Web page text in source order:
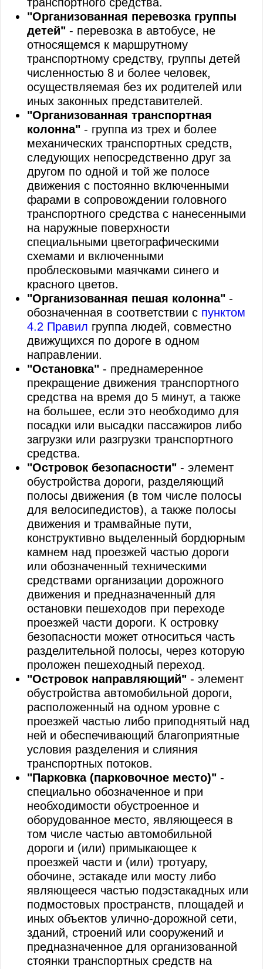
"Организованная перевозка группы
детей" - перевозка в автобусе, не
относящемся к маршрутному
транспортному средству, группы детей
численностью 8 и более человек,
осуществляемая без их родителей или
иных законных представителей.
"Организованная транспортная
колонна" - группа из трех и более
механических транспортных средств,
следующих непосредственно друг за
другом по одной и той же полосе
движения с постоянно включенными
фарами в сопровождении головного
транспортного средства с нанесенными
на наружные поверхности
специальными цветографическими
схемами и включенными
проблесковыми маячками синего и
красного цветов.
"Организованная пешая колонна" -
обозначенная в соответствии с пунктом
4.2 Правил группа людей, совместно
движущихся по дороге в одном
направлении.
"Остановка" - преднамеренное
прекращение движения транспортного
средства на время до 5 минут, а также
на большее, если это необходимо для
посадки или высадки пассажиров либо
загрузки или разгрузки транспортного
средства.
"Островок безопасности" - элемент
обустройства дороги, разделяющий
полосы движения (в том числе полосы
для велосипедистов), а также полосы
движения и трамвайные пути,
конструктивно выделенный бордюрным
камнем над проезжей частью дороги
или обозначенный техническими
средствами организации дорожного
движения и предназначенный для
остановки пешеходов при переходе
проезжей части дороги. К островку
безопасности может относиться часть
разделительной полосы, через которую
проложен пешеходный переход.
"Островок направляющий" - элемент
обустройства автомобильной дороги,
расположенный на одном уровне с
проезжей частью либо приподнятый над
ней и обеспечивающий благоприятные
условия разделения и слияния
транспортных потоков.
"Парковка (парковочное место)" -
специально обозначенное и при
необходимости обустроенное и
оборудованное место, являющееся в
том числе частью автомобильной
дороги и (или) примыкающее к
проезжей части и (или) тротуару,
обочине, эстакаде или мосту либо
являющееся частью подэстакадных или
подмостовых пространств, площадей и
иных объектов улично-дорожной сети,
зданий, строений или сооружений и
предназначенное для организованной
стоянки транспортных средств на